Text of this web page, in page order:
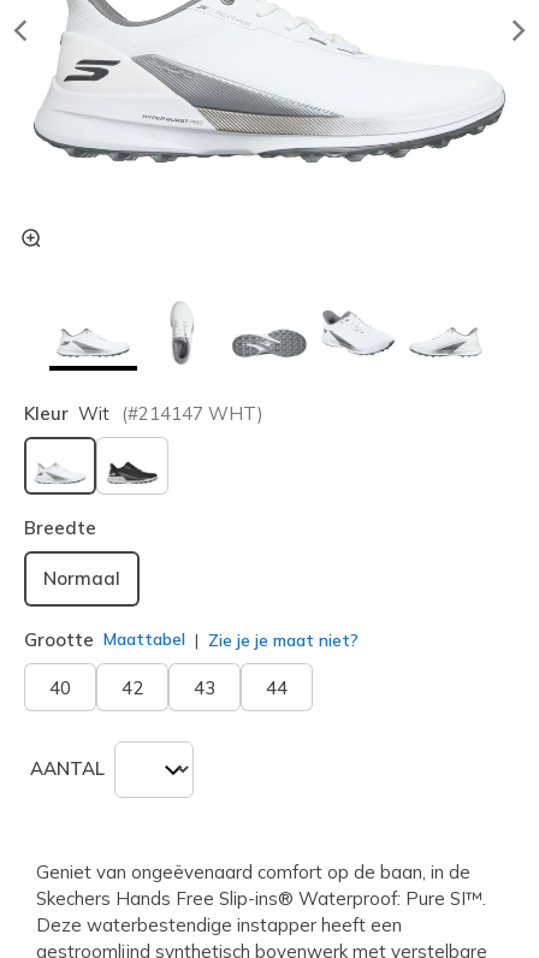
Kleur Wit (#214147 WHT)
geselecteerd
Breedte
Normaal
Grootte Maattabel Zie je je maat niet?
40 42 43 44
AANTAL
Geniet van ongeëvenaard comfort op de baan, in de
Skechers Hands Free Slip-ins® Waterproof: Pure SI™.
Deze waterbestendige instapper heeft een
gestroomlijnd synthetisch bovenwerk met verstelbare